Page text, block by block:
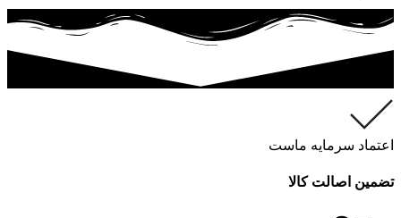
اعتماد سرمایه ماست
تضمین اصالت کالا